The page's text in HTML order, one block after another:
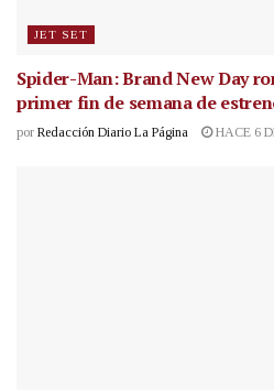
JET SET
Spider-Man: Brand New Day
primer fin de semana de
por Redacción Diario La Página HACE 6